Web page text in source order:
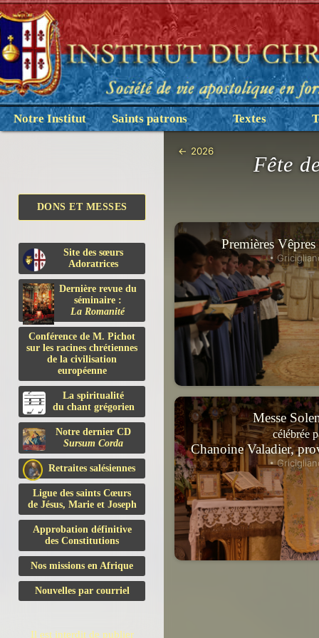
Notre Institut Saints patrons Textes
DONS ET MESSES
Site des sœurs
Adoratrices
Dernière revue du
séminaire :
La Romanité
Conférence de M. Pichot
sur les racines chrétiennes
de la civilisation
européenne
La spiritualité
du chant grégorien
Notre dernier CD
Sursum Corda
Retraites salésiennes
Ligue des saints Cœurs
de Jésus, Marie et Joseph
Approbation définitive
des Constitutions
Nos missions en Afrique
Nouvelles par courriel
Il est interdit de publier
← 2026
Fête
Premières
•
Messe
célébrée
Chanoine Valadier,
•